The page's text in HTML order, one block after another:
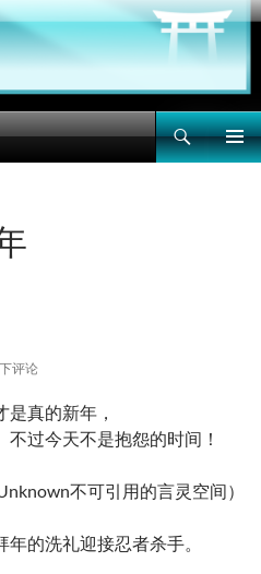
评论
真的新年，
过今天不是抱怨的时间！
不可引用的言灵空间）
的洗礼迎接忍者杀手。